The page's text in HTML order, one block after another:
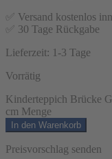
✅ Versand kostenlos
✅ 30 Tage Rückgabe
Lieferzeit: 1-3 Tage
Vorrätig
Kinderteppich Brücke
cm Menge
In den Warenkorb
Preisvorschlag senden